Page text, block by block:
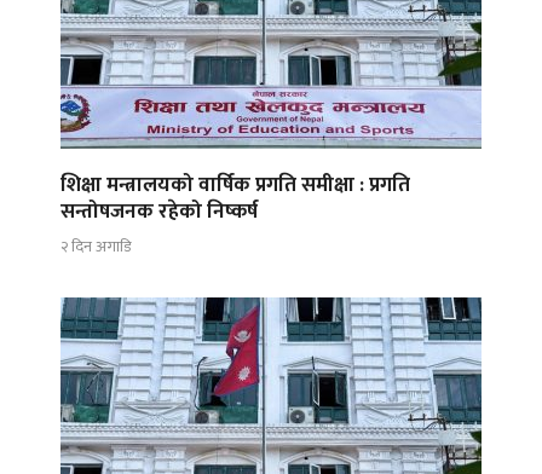
शिक्षा मन्त्रालयको वार्षिक प्रगति समीक्षा : प्रगति
सन्तोषजनक रहेको निष्कर्ष
२ दिन अगाडि